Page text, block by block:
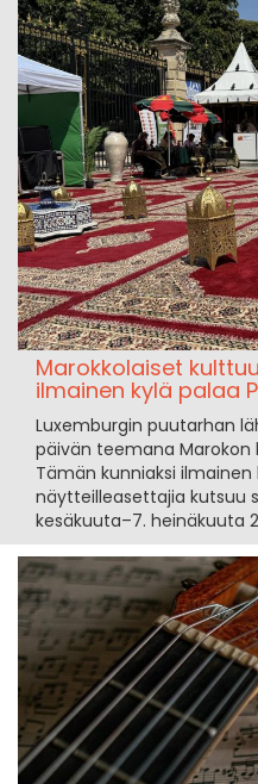
Marokkolaiset
ilmainen kylä palaa
Luxemburgin puutarhan
päivän teemana Marokon
Tämän kunniaksi
näytteilleasettajia kutsuu
kesäkuuta–7. heinäkuuta